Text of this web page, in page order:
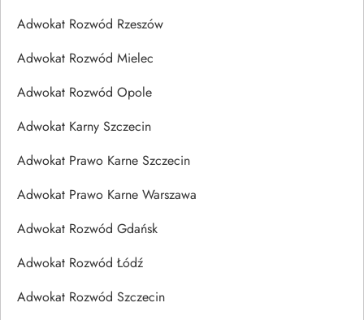
Adwokat Rozwód Rzeszów
Adwokat Rozwód Mielec
Adwokat Rozwód Opole
Adwokat Karny Szczecin
Adwokat Prawo Karne Szczecin
Adwokat Prawo Karne Warszawa
Adwokat Rozwód Gdańsk
Adwokat Rozwód Łódź
Adwokat Rozwód Szczecin